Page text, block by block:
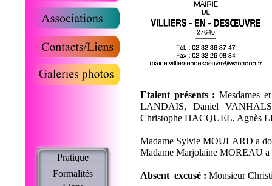
Etaient présents : Mesdames
LANDAIS, Daniel
Christophe HACQUEL, Agnès
Madame Sylvie MOULARD a
Madame Marjolaine MOREAU
Absent excusé : Monsieur
Pratique
Formalités